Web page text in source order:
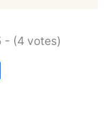
- (4 votes)
Share